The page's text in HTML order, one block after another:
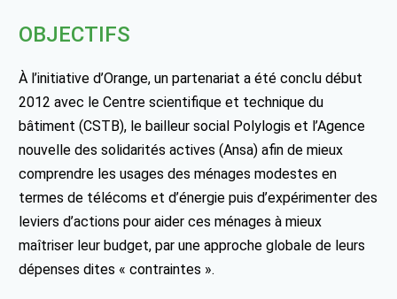
OBJECTIFS
À l’initiative d’Orange, un partenariat a été conclu début
2012 avec le Centre scientifique et technique du
bâtiment (CSTB), le bailleur social Polylogis et l’Agence
nouvelle des solidarités actives (Ansa) afin de mieux
comprendre les usages des ménages modestes en
termes de télécoms et d’énergie puis d’expérimenter des
leviers d’actions pour aider ces ménages à mieux
maîtriser leur budget, par une approche globale de leurs
dépenses dites « contraintes ».